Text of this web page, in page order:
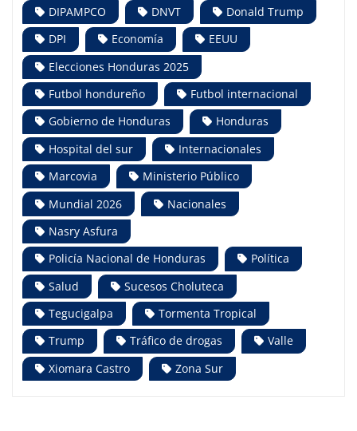
DIPAMPCO
DNVT
Donald Trump
DPI
Economía
EEUU
Elecciones Honduras 2025
Futbol hondureño
Futbol internacional
Gobierno de Honduras
Honduras
Hospital del sur
Internacionales
Marcovia
Ministerio Público
Mundial 2026
Nacionales
Nasry Asfura
Policía Nacional de Honduras
Política
Salud
Sucesos Choluteca
Tegucigalpa
Tormenta Tropical
Trump
Tráfico de drogas
Valle
Xiomara Castro
Zona Sur